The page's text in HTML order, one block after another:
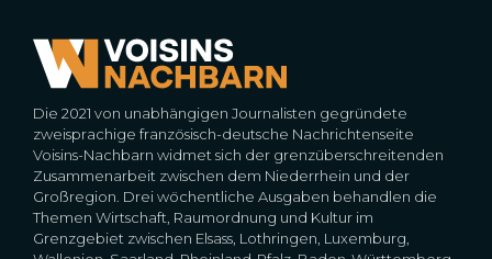
Die 2021 von unabhängigen Journalisten gegründete
zweisprachige französisch-deutsche Nachrichtenseite
Voisins-Nachbarn widmet sich der grenzüberschreitenden
Zusammenarbeit zwischen dem Niederrhein und der
Großregion. Drei wöchentliche Ausgaben behandlen die
Themen Wirtschaft, Raumordnung und Kultur im
Grenzgebiet zwischen Elsass, Lothringen, Luxemburg,